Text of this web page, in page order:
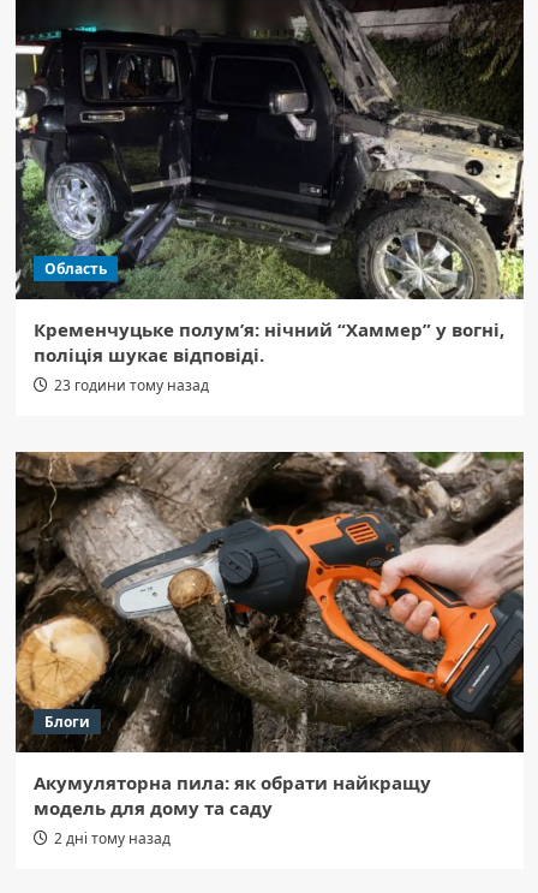
Область
Кременчуцьке полум’я: нічний “Хаммер” у вогні,
поліція шукає відповіді.
23 години тому назад
Блоги
Акумуляторна пила: як обрати найкращу
модель для дому та саду
2 дні тому назад